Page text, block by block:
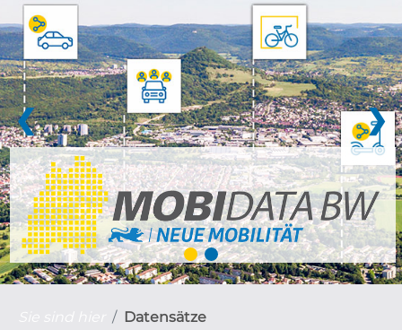
❮ ❯
Datensätze